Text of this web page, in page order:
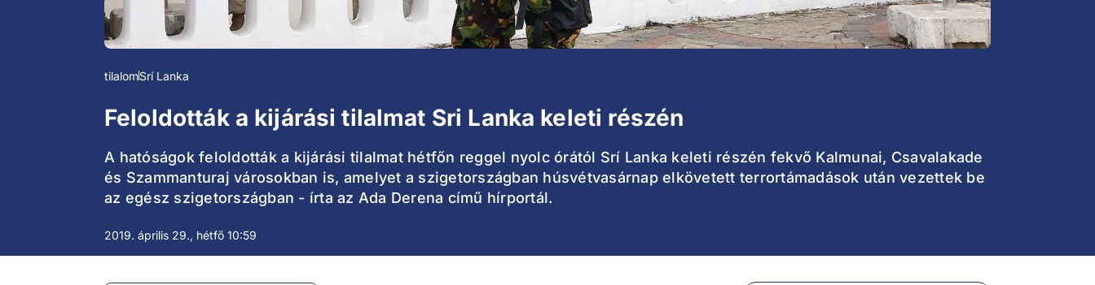
tilalomSrí Lanka
Feloldották a kijárási tilalmat Sri Lanka keleti részén
A hatóságok feloldották a kijárási tilalmat hétfőn reggel nyolc órától Srí Lanka keleti részén fekvő Kalmunai, Csavalakade
és Szammanturaj városokban is, amelyet a szigetországban húsvétvasárnap elkövetett terrortámadások után vezettek be
az egész szigetországban - írta az Ada Derena című hírportál.
2019. április 29., hétfő 10:59